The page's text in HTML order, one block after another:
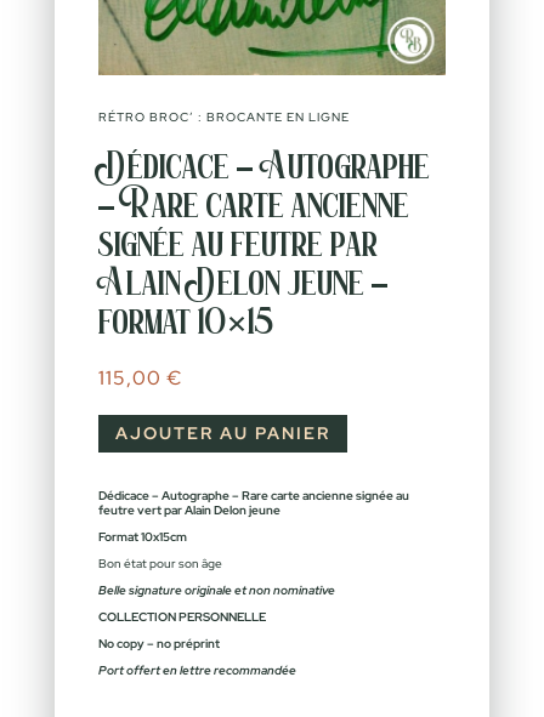
RÉTRO BROC’ : BROCANTE EN LIGNE
Dédicace – Autographe
– Rare carte ancienne
signée au feutre par
Alain Delon jeune –
format 10×15
115,00 €
AJOUTER AU PANIER
Dédicace – Autographe – Rare carte ancienne signée au
feutre vert par Alain Delon jeune
Format 10x15cm
Bon état pour son âge
Belle signature originale et non nominative
COLLECTION PERSONNELLE
No copy – no préprint
Port offert en lettre recommandée